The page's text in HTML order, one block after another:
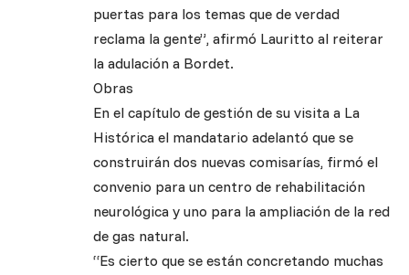
puertas para los temas que de verdad
reclama la gente”, afirmó Lauritto al reiterar
la adulación a Bordet.
Obras
En el capítulo de gestión de su visita a La
Histórica el mandatario adelantó que se
construirán dos nuevas comisarías, firmó el
convenio para un centro de rehabilitación
neurológica y uno para la ampliación de la red
de gas natural.
“Es cierto que se están concretando muchas